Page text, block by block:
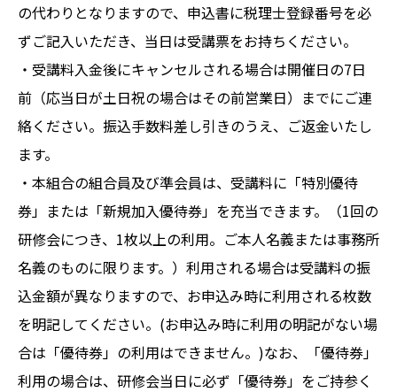
の代わりとなりますので、申込書に税理士登録番号を必
ずご記入いただき、当日は受講票をお持ちください。
・受講料入金後にキャンセルされる場合は開催日の7日
前（応当日が土日祝の場合はその前営業日）までにご連
絡ください。振込手数料差し引きのうえ、ご返金いたし
ます。
・本組合の組合員及び準会員は、受講料に「特別優待
券」または「新規加入優待券」を充当できます。（1回の
研修会につき、1枚以上の利用。ご本人名義または事務所
名義のものに限ります。）利用される場合は受講料の振
込金額が異なりますので、お申込み時に利用される枚数
を明記してください。(お申込み時に利用の明記がない場
合は「優待券」の利用はできません。)なお、「優待券」
利用の場合は、研修会当日に必ず「優待券」をご持参く